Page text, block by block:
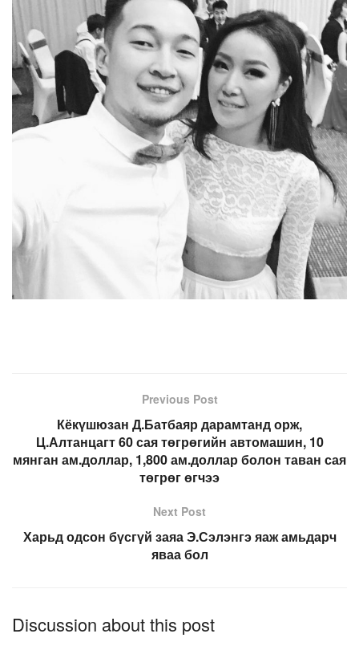
Previous Post
Кёкүшюзан Д.Батбаяр дарамтанд орж,
Ц.Алтанцагт 60 сая төгрөгийн автомашин, 10
мянган ам.доллар, 1,800 ам.доллар болон таван сая
төгрөг өгчээ
Next Post
Харьд одсон бүсгүй заяа Э.Сэлэнгэ яаж амьдарч
яваа бол
Discussion about this post